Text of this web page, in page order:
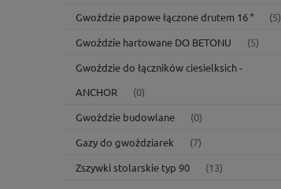
Gwoździe papowe łączone drutem 16 °
(5)
Gwoździe hartowane DO BETONU
(5)
Gwoździe do łączników ciesielksich -
ANCHOR
(0)
Gwoździe budowlane
(0)
Gazy do gwoździarek
(7)
Zszywki stolarskie typ 90
(13)